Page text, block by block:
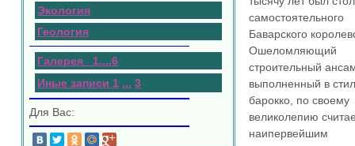
Экология
Геология
Галерея 1....6
Иные записи 1 ... 3
Для Вас:
самостоятельного
Баварского
Ошеломляющий
строительный
выполненный в
барокко, по своему
великолепию
наипервейшим